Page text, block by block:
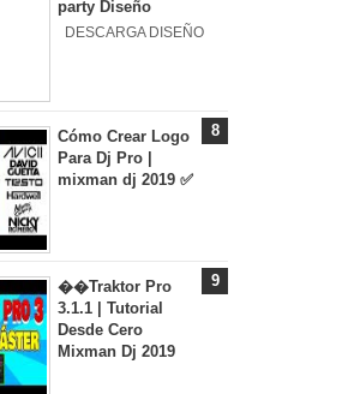
party Diseño
DESCARGA DISEÑO
Cómo Crear Logo
Para Dj Pro |
mixman dj 2019 ✅
��Traktor Pro
3.1.1 | Tutorial
Desde Cero
Mixman Dj 2019